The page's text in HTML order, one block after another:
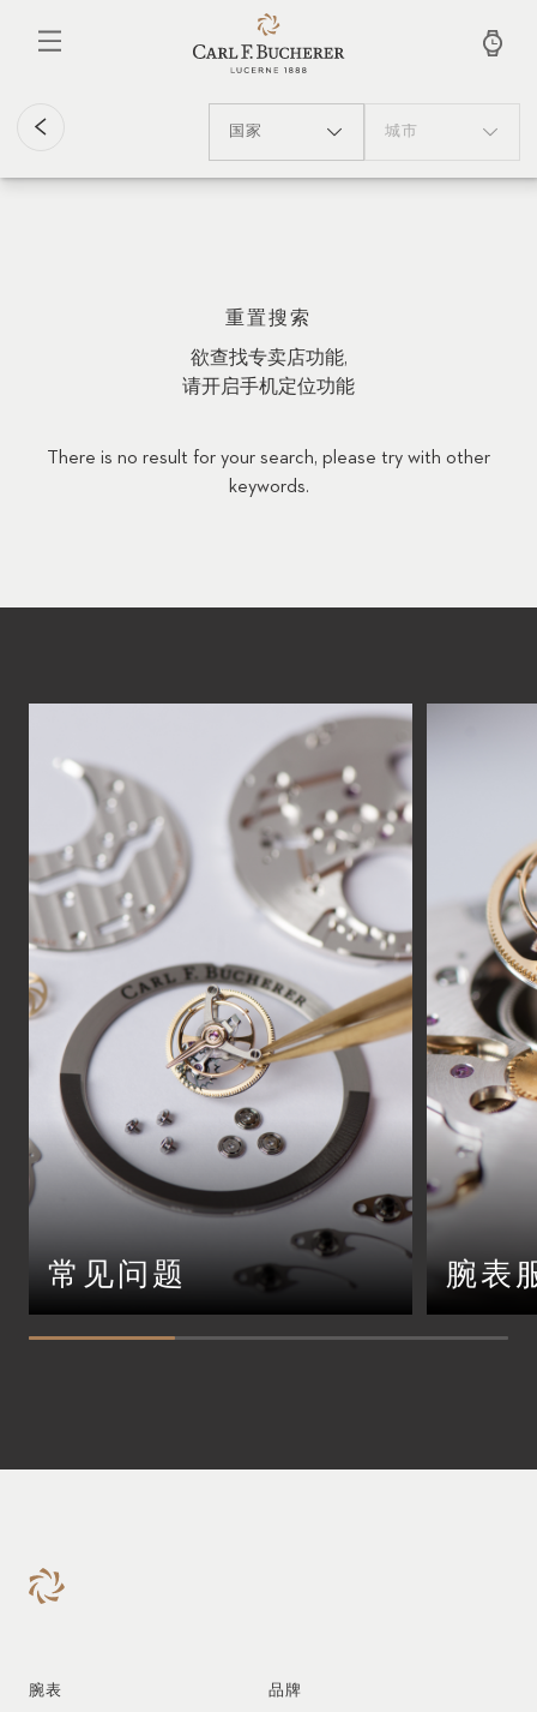
国家 城市
重置搜索
欲查找专卖店功能,
请开启手机定位功能
There is no result for your search, please try with other
keywords.
常见问题 腕表
腕表 品牌